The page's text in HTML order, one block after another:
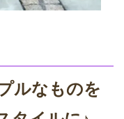
ルなものを